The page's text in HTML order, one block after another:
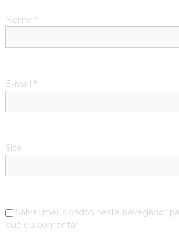
Nome *
E-mail *
Site
Salvar meus dados neste navegador
que eu comentar.